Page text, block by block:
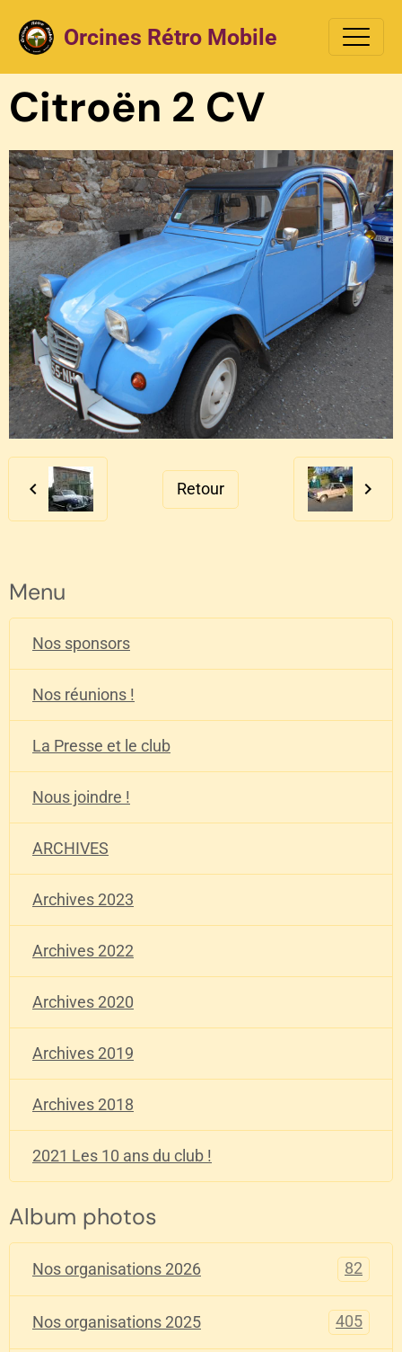
Orcines Rétro Mobile
Citroën 2 CV
Retour
Menu
Nos sponsors
Nos réunions !
La Presse et le club
Nous joindre !
ARCHIVES
Archives 2023
Archives 2022
Archives 2020
Archives 2019
Archives 2018
2021 Les 10 ans du club !
Album photos
Nos organisations 2026 82
Nos organisations 2025 405